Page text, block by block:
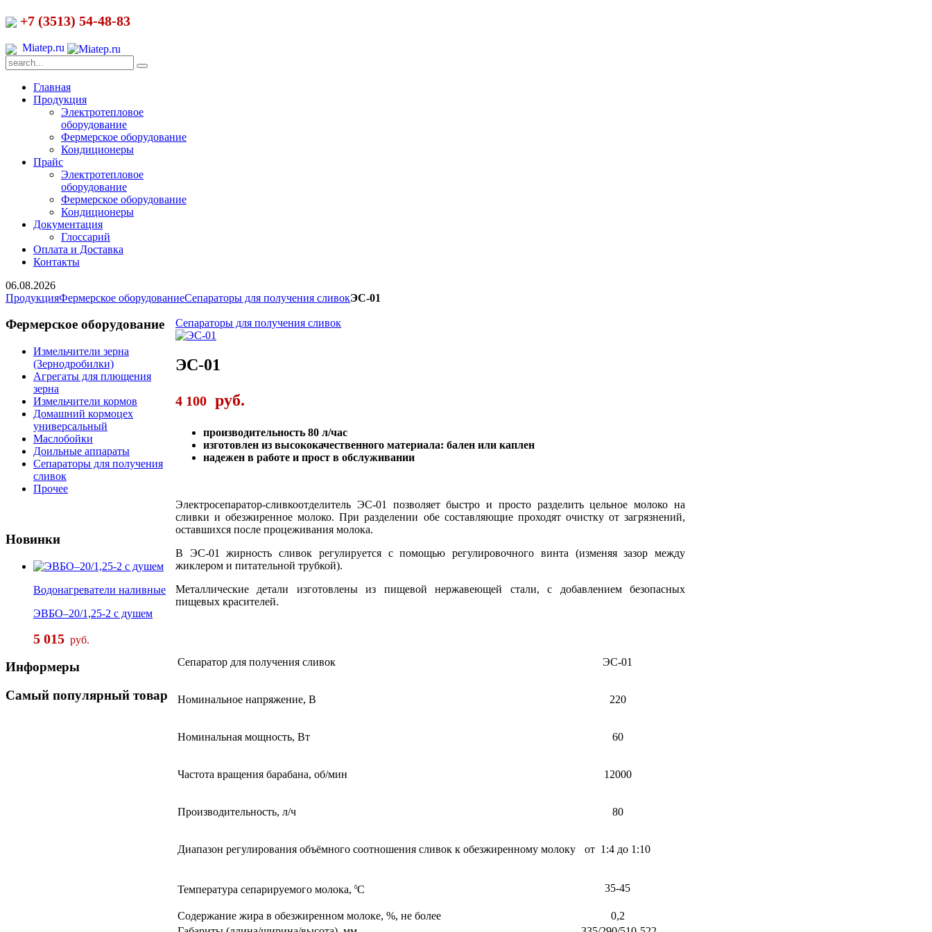
+7 (3513) 54-48-83
Miatep.ru
Главная
Продукция
Электротепловое
оборудование
Фермерское оборудование
Кондиционеры
Прайс
Электротепловое
оборудование
Фермерское оборудование
Кондиционеры
Документация
Глоссарий
Оплата и Доставка
Контакты
06.08.2026
ПродукцияФермерское оборудованиеСепараторы для получения сливокЭС-01
Сепараторы для получения сливок
ЭС-01
4 100 руб.
производительность 80 л/час
изготовлен из высококачественного материала: бален или каплен
надежен в работе и прост в обслуживании
Электросепаратор-сливкоотделитель ЭС-01 позволяет быстро и просто разделить цельное молоко на
сливки и обезжиренное молоко. При разделении обе составляющие проходят очистку от загрязнений,
оставшихся после процеживания молока.
В ЭС-01 жирность сливок регулируется с помощью регулировочного винта (изменяя зазор между
жиклером и питательной трубкой).
Металлические детали изготовлены из пищевой нержавеющей стали, с добавлением безопасных
пищевых красителей.
Сепаратор для получения сливок ЭС-01
Номинальное напряжение, В 220
Номинальная мощность, Вт 60
Частота вращения барабана, об/мин 12000
Производительность, л/ч 80
Диапазон регулирования объёмного соотношения сливок к обезжиренному молоку от 1:4 до 1:10
Температура сепарируемого молока, 0С 35-45
Содержание жира в обезжиренном молоке, %, не более
0,2
Фермерское оборудование
Измельчители зерна
(Зернодробилки)
Агрегаты для плющения
зерна
Измельчители кормов
Домашний кормоцех
универсальный
Маслобойки
Доильные аппараты
Сепараторы для получения
сливок
Прочее
Новинки
Водонагреватели наливные
ЭВБО–20/1,25-2 с душем
5 015 руб.
Информеры
Самый популярный товар